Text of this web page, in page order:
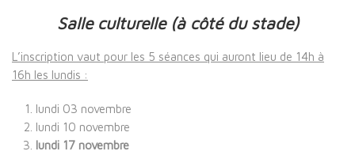
Salle culturelle (à côté du stade)
L’inscription vaut pour les 5 séances qui auront lieu de 14h à
16h les lundis :
lundi 03 novembre
lundi 10 novembre
lundi 17 novembre